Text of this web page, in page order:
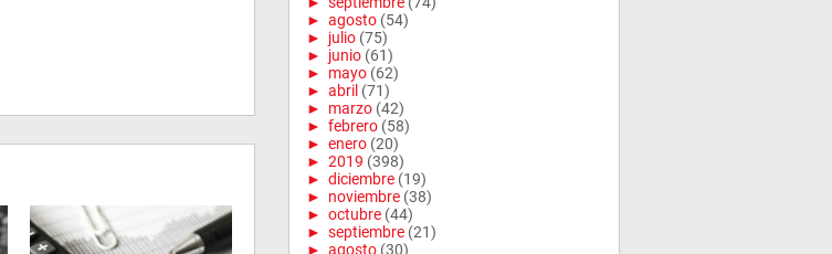
► agosto (54)
► julio (75)
► junio (61)
► mayo (62)
► abril (71)
► marzo (42)
► febrero (58)
► enero (20)
► 2019 (398)
► diciembre (19)
► noviembre (38)
► octubre (44)
► septiembre (21)
► agosto (30)